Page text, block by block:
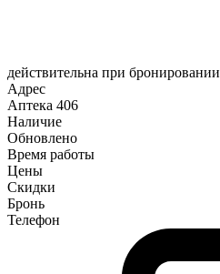
действительна при бронировании
Адрес
Аптека 406
Наличие
Обновлено
Время работы
Цены
Скидки
Бронь
Телефон